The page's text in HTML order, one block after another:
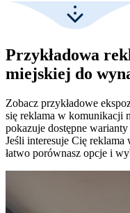
Przykładowa
miejskiej do
Zobacz przykładowe
się reklama w komunikacji
pokazuje dostępne
Jeśli interesuje Cię
łatwo porównasz opcje i